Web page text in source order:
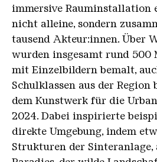
immersive Rauminstallation
nicht alleine, sondern
tausend Akteur:innen. Über
wurden insgesamt rund 500
mit Einzelbildern bemalt,
Schulklassen aus der
dem Kunstwerk für die
2024. Dabei inspirierte
direkte Umgebung, indem
Strukturen der Sinteranlage,